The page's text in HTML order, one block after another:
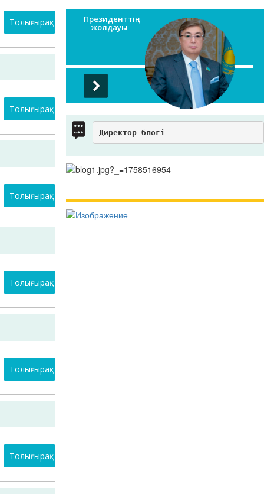
Толығырақ
Толығырақ
Толығырақ
Толығырақ
Толығырақ
Толығырақ
Президенттің
жолдауы
Директор блогі